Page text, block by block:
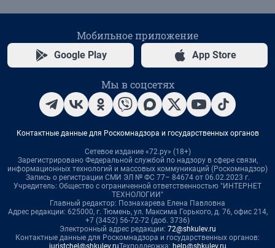
Мобильное приложение
Google Play App Store
Мы в соцсетях
Контактные данные для Роскомнадзора и государственных органов
Сетевое издание «72.ру» (18+)
Зарегистрировано Федеральной службой по надзору в сфере связи,
информационных технологий и массовых коммуникаций (Роскомнадзор)
Запись о регистрации СМИ ЭЛ № ФС 77– 84674 от 06.02.2023 г.
Учредитель: Общество с ограниченной ответственностью "ИНТЕРНЕТ
ТЕХНОЛОГИИ"
Главный редактор: Познахарева Елена Павловна
Адрес редакции: 625000, г. Тюмень, ул. Максима Горького, д. 76, офис 214,
+7 (3452) 56-72-72 (доб. 3736)
Электронный адрес редакции: 72@shkulev.ru
Контактные данные для Роскомнадзора и государственных органов:
juristchel@shkulev.ruТехподдержка: help@shkulev.ru